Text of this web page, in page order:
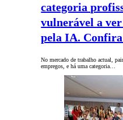
categoria
vulnerável a
pela IA. Confira
No mercado de trabalho actual,
empregos, e há uma categoria…